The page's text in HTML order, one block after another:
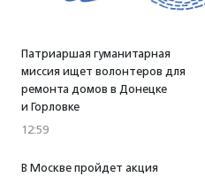
Патриаршая гуманитарная
миссия ищет волонтеров для
ремонта домов в Донецке
и Горловке
12:59
В Москве пройдет акция